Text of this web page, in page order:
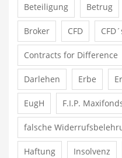
Beteiligung Betrug
Broker CFD
Contracts for Difference
Darlehen Erbe
EugH F.I.P.
falsche
Haftung Insolvenz